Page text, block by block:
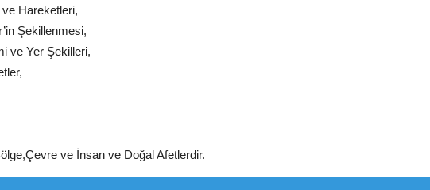
ve Hareketleri,
Şekillenmesi,
ve Yer Şekilleri,
ve İnsan ve Doğal Afetlerdir.